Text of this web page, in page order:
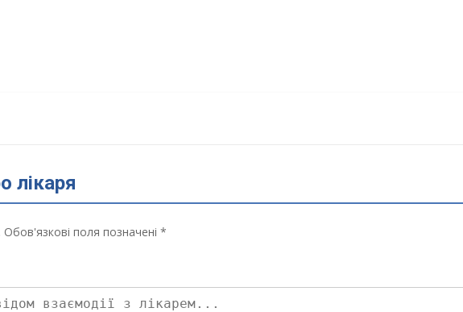
лікаря
поля позначені *